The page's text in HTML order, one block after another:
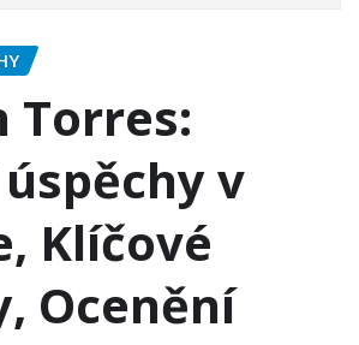
Torres:
v
Klíčové
Ocenění